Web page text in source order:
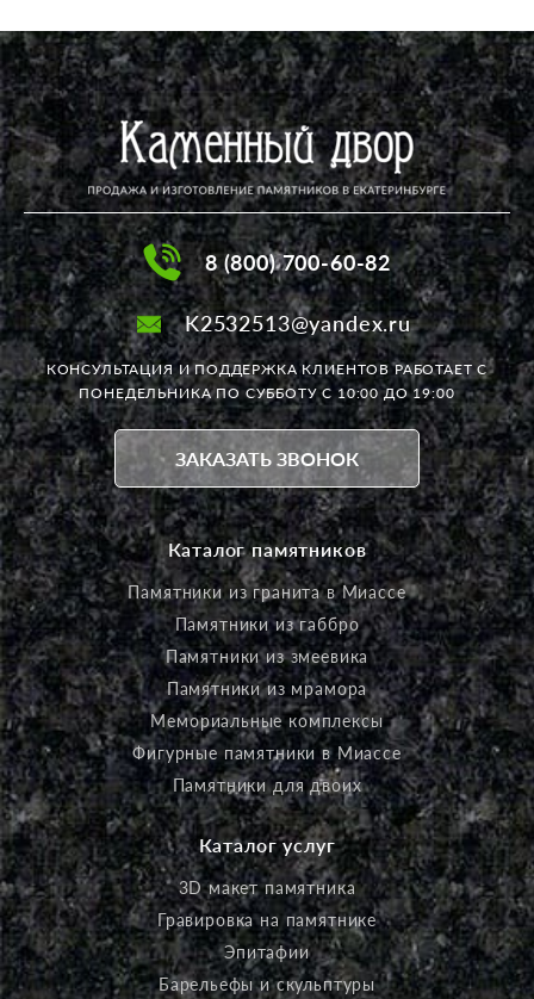
8 (800) 700-60-82
K2532513@yandex.ru
КОНСУЛЬТАЦИЯ И ПОДДЕРЖКА КЛИЕНТОВ РАБОТАЕТС
ПОНЕДЕЛЬНИКА ПО СУББОТУ С 10:00 ДО 19:00
ЗАКАЗАТЬ ЗВОНОК
Каталог памятников
Памятники из гранита в Миассе
Памятники из габбро
Памятники из змеевика
Памятники из мрамора
Мемориальные комплексы
Фигурные памятники в Миассе
Памятники для двоих
Каталог услуг
3D макет памятника
Гравировка на памятнике
Эпитафии
Барельефы и скульптуры